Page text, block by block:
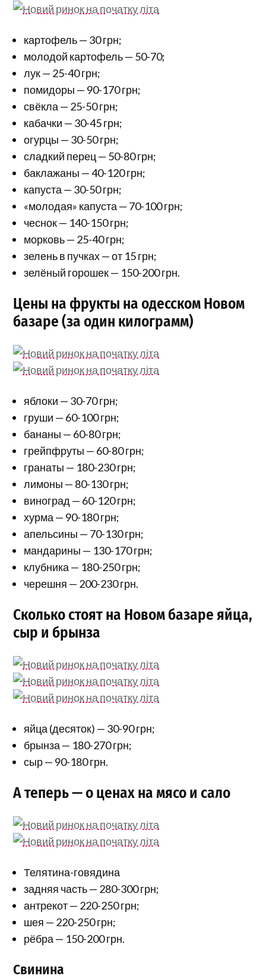
картофель — 30 грн;
молодой картофель — 50-70;
лук — 25-40 грн;
помидоры — 90-170 грн;
свёкла — 25-50 грн;
кабачки — 30-45 грн;
огурцы — 30-50 грн;
сладкий перец — 50-80 грн;
баклажаны — 40-120 грн;
капуста — 30-50 грн;
«молодая» капуста — 70-100 грн;
чеснок — 140-150 грн;
морковь — 25-40 грн;
зелень в пучках — от 15 грн;
зелёный горошек — 150-200 грн.
Цены на фрукты на одесском Новом
базаре (за один килограмм)
яблоки — 30-70 грн;
груши — 60-100 грн;
бананы — 60-80 грн;
грейпфруты — 60-80 грн;
гранаты — 180-230 грн;
лимоны — 80-130 грн;
виноград — 60-120 грн;
хурма — 90-180 грн;
апельсины — 70-130 грн;
мандарины — 130-170 грн;
клубника — 180-250 грн;
черешня — 200-230 грн.
Сколько стоят на Новом базаре яйца,
сыр и брынза
яйца (десяток) — 30-90 грн;
брынза — 180-270 грн;
сыр — 90-180 грн.
А теперь — о ценах на мясо и сало
Телятина-говядина
задняя часть — 280-300 грн;
антрекот — 220-250 грн;
шея — 220-250 грн;
рёбра — 150-200 грн.
Свинина